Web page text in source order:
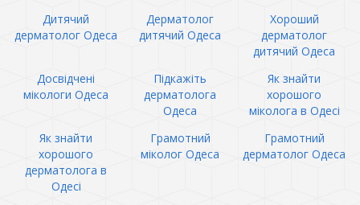
Дитячий
дерматолог Одеса
Дерматолог
дитячий Одеса
Хороший
дерматолог
дитячий Одеса
Досвідчені
мікологи Одеса
Підкажіть
дерматолога
Одеса
Як знайти
хорошого
міколога в Одесі
Як знайти
хорошого
дерматолога в
Одесі
Грамотний
міколог Одеса
Грамотний
дерматолог Одеса